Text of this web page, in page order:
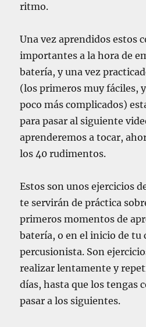
ritmo.
Una vez aprendidos estos
importantes a la hora de
batería, y una vez
(los primeros muy fáciles,
poco más complicados)
para pasar al siguiente
aprenderemos a tocar,
los 40 rudimentos.
Estos son unos ejercicios
te servirán de práctica
primeros momentos de
batería, o en el inicio de tu
percusionista. Son
realizar lentamente y
días, hasta que los tengas
pasar a los siguientes.